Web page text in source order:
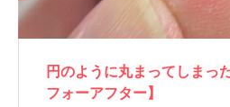
円のように丸まってしまっ
フォーアフター】